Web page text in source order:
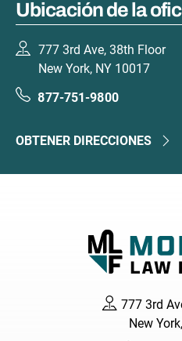
Ubicación de la
777 3rd Ave, 38th Floor
New York, NY 10017
877-751-9800
OBTENER DIRECCIONES
777 3rd
New